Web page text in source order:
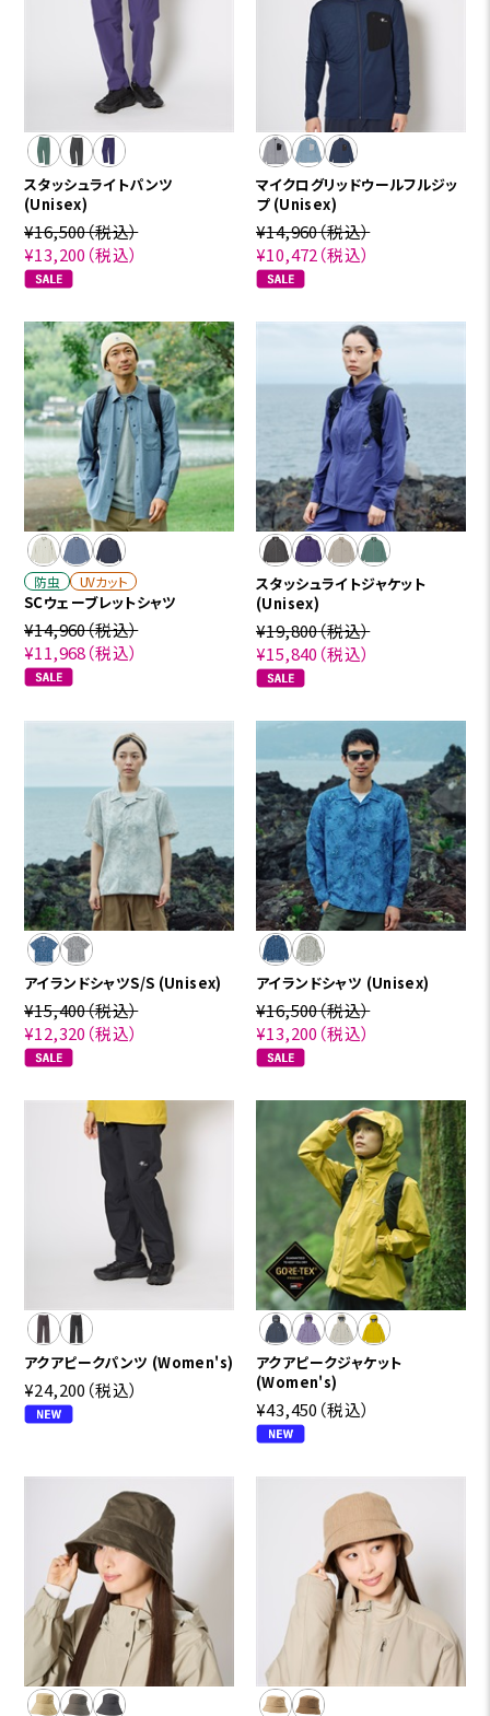
スタッシュライトパンツ
(Unisex)
¥16,500（税込）
¥13,200 （税込）
マイクログリッドウールフルジッ
プ (Unisex)
¥14,960（税込）
¥10,472（税込）
防虫 UVカット
SCウェーブレットシャツ
¥14,960（税込）
¥11,968（税込）
スタッシュライトジャケット
(Unisex)
¥19,800（税込）
¥15,840 （税込）
アイランドシャツS/S (Unisex)
¥15,400（税込）
¥12,320 （税込）
アイランドシャツ (Unisex)
¥16,500（税込）
¥13,200 （税込）
アクアピークパンツ (Women's)
¥24,200 （税込）
アクアピークジャケット
(Women's)
¥43,450 （税込）